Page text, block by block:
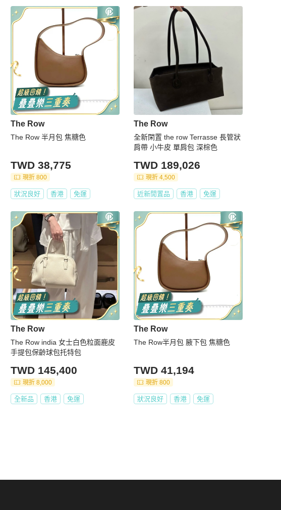
The Row
The Row 半月包 焦糖色
TWD 38,775
現折 800
狀況良好 香港 免運
The Row
全新閑置 the row Terrasse 長管狀
肩帶 小牛皮 單肩包 深棕色
TWD 189,026
現折 4,500
近新閒置品 香港 免運
The Row
The Row india 女士白色粒面鹿皮
手提包保齡球包托特包
TWD 145,400
現折 8,000
全新品 香港 免運
The Row
The Row半月包 腋下包 焦糖色
TWD 41,194
現折 800
狀況良好 香港 免運